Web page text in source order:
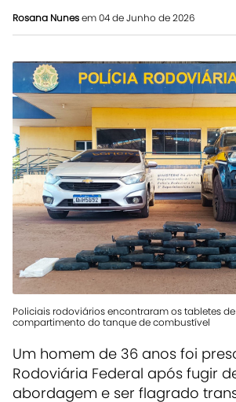
Rosana Nunesem 04 de Junho de 2026
Policiais rodoviários encontraram os tabletes
compartimento do tanque de combustível
Um homem de 36 anos foi
Rodoviária Federal após fugir
abordagem e ser flagrado